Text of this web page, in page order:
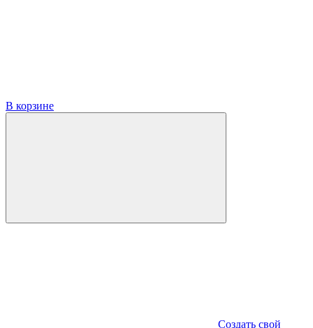
В корзине
Создать свой